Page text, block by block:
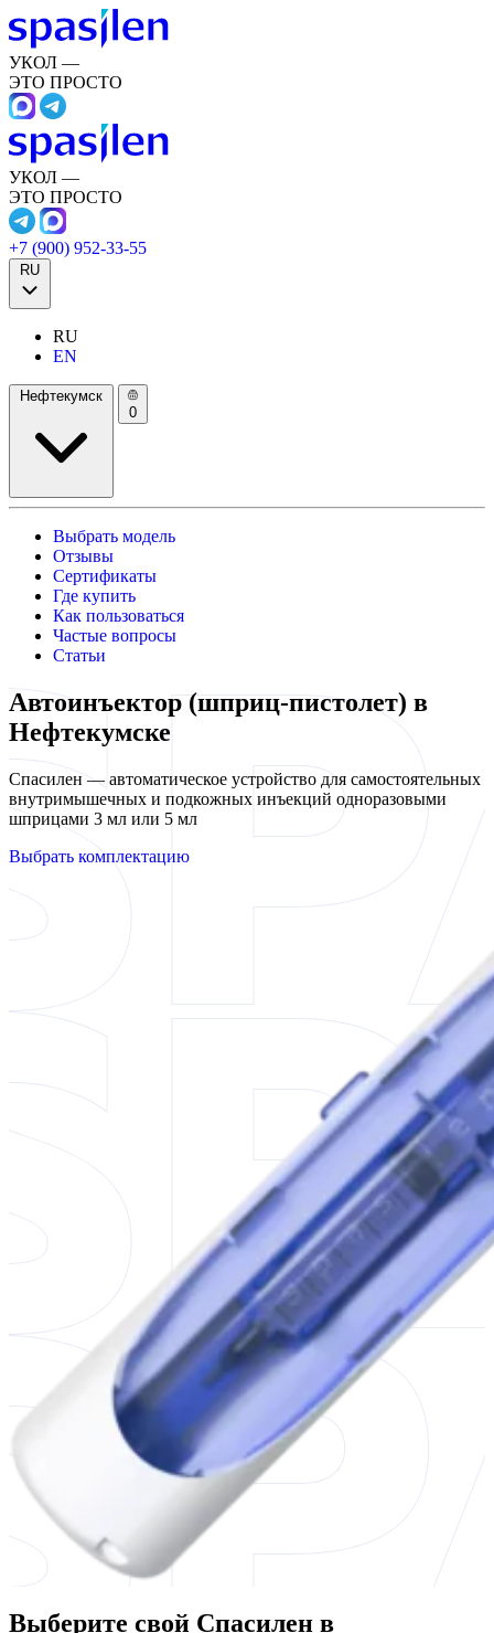
УКОЛ —
ЭТО ПРОСТО
УКОЛ —
ЭТО ПРОСТО
+7 (900) 952-33-55
RU
RU
EN
Нефтекумск
0
Выбрать модель
Отзывы
Сертификаты
Где купить
Как пользоваться
Частые вопросы
Статьи
Автоинъектор (шприц-пистолет) в
Нефтекумске
Спасилен — автоматическое устройство для самостоятельных
внутримышечных и подкожных инъекций одноразовыми
шприцами 3 мл или 5 мл
Выбрать комплектацию
Выберите свой Спасилен в